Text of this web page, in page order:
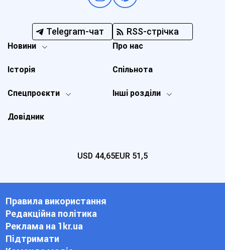
Telegram-чат RSS-стрічка
Новини
Спецпроєкти Інші розділи
Історія
Про нас
Довідник
Спільнота
USD 44,65EUR 51,5
Правила використання
Редакційна політика
Реклама на 1kr.ua
Підтримати